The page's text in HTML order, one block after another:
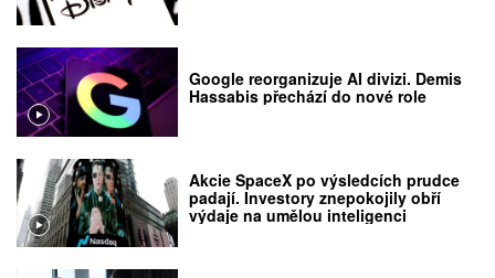
Google reorganizuje AI divizi. Demis
Hassabis přechází do nové role
Akcie SpaceX po výsledcích prudce
padají. Investory znepokojily obří
výdaje na umělou inteligenci